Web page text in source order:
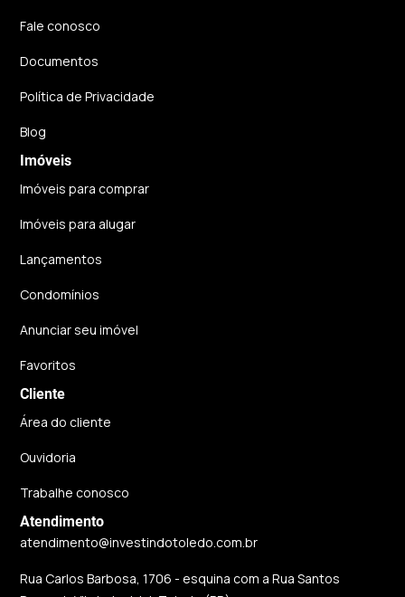
Fale conosco
Documentos
Política de Privacidade
Blog
Imóveis
Imóveis para comprar
Imóveis para alugar
Lançamentos
Condomínios
Anunciar seu imóvel
Favoritos
Cliente
Área do cliente
Ouvidoria
Trabalhe conosco
Atendimento
atendimento@investindotoledo.com.br
Rua Carlos Barbosa, 1706 - esquina com a Rua Santos